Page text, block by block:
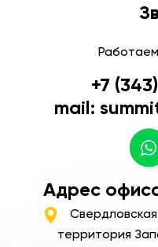
+7
mail:
Адрес
территория